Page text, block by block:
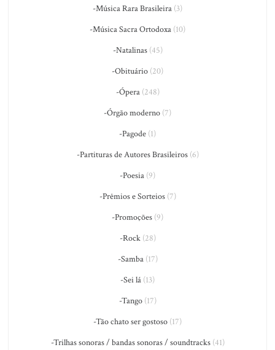
-Música Rara Brasileira (3)
-Música Sacra Ortodoxa (10)
-Natalinas(45)
-Obituário (20)
-Ópera(248)
-Órgão moderno (7)
-Pagode (1)
-Partituras de Autores Brasileiros(6)
-Poesia (9)
-Prêmios e Sorteios(7)
-Promoções (9)
-Rock(28)
-Samba(17)
-Sei lá (13)
-Tango(17)
-Tão chato ser gostoso (17)
-Trilhas sonoras / bandas sonoras / soundtracks(41)